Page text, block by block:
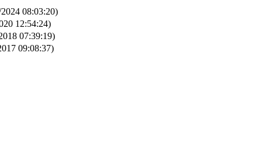
08:03:20)
12:54:24)
07:39:19)
09:08:37)